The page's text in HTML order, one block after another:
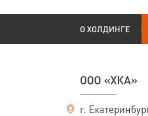
О ХОЛДИНГЕ
ООО «ХКА»
г.